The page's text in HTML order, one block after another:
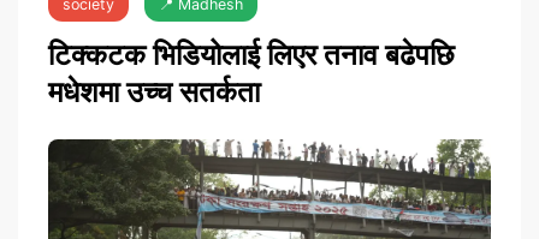
society 📍 Madhesh
टिक्कटक भिडियोलाई लिएर तनाव बढेपछि
मधेशमा उच्च सतर्कता